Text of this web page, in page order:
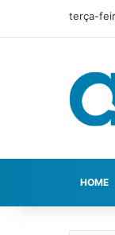
terça-
HOME